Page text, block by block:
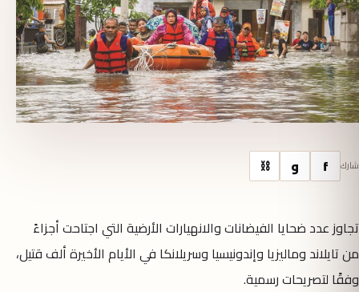
شارك f و ⛓
تجاوز عدد ضحايا الفيضانات والانهيارات الأرضية التي اجتاحت أجزاءً
من تايلاند وماليزيا وإندونيسيا وسريلانكا في الأيام الأخيرة ألف قتيل،
وفقًا لتصريحات رسمية.